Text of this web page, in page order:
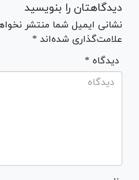
دیدگاهتان را بنویسید
نشانی ایمیل شما منتشر
علامت‌گذاری شده‌اند *
* دیدگاه